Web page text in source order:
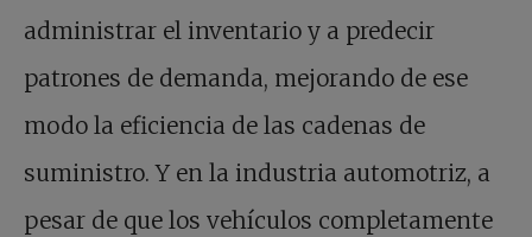
administrar el inventario y a predecir
patrones de demanda, mejorando de ese
modo la eficiencia de las cadenas de
suministro. Y en la industria automotriz, a
pesar de que los vehículos completamente